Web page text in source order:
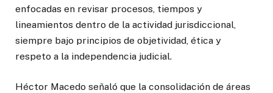
enfocadas en revisar procesos, tiempos y
lineamientos dentro de la actividad jurisdiccional,
siempre bajo principios de objetividad, ética y
respeto a la independencia judicial.
Héctor Macedo señaló que la consolidación de áreas